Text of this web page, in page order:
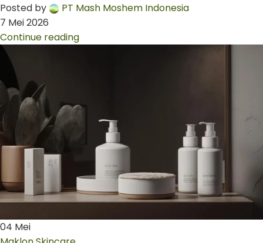
Posted by
PT Mash Moshem Indonesia
7 Mei 2026
Continue reading
04 Mei